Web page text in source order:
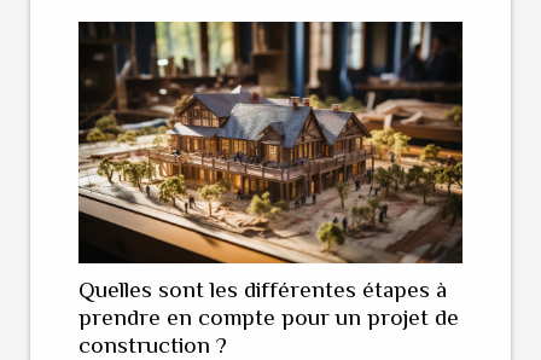
Quelles sont les différentes étapes à
prendre en compte pour un projet de
construction ?